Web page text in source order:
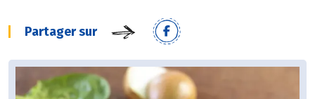
Partager sur